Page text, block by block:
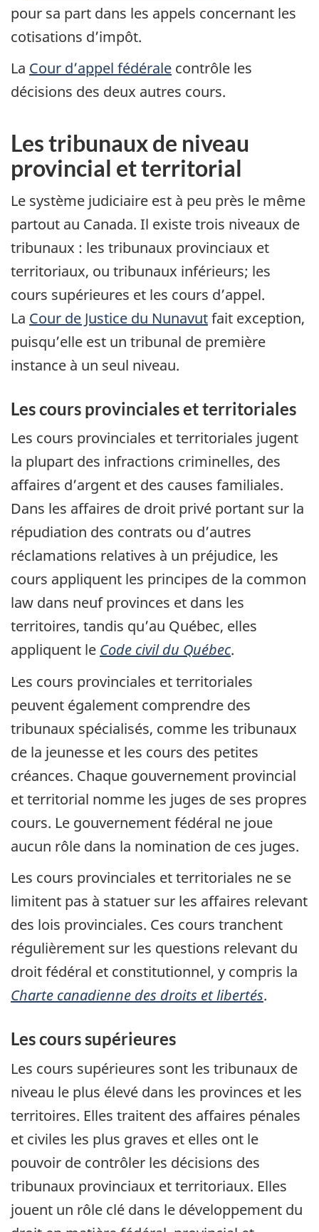
pour sa part dans les appels concernant les
cotisations d’impôt.
La Cour d’appel fédérale contrôle les
décisions des deux autres cours.
Les tribunaux de niveau
provincial et territorial
Le système judiciaire est à peu près le même
partout au Canada. Il existe trois niveaux de
tribunaux : les tribunaux provinciaux et
territoriaux, ou tribunaux inférieurs; les
cours supérieures et les cours d’appel.
La Cour de Justice du Nunavutfait exception,
puisqu’elle est un tribunal de première
instance à un seul niveau.
Les cours provinciales et territoriales
Les cours provinciales et territoriales jugent
la plupart des infractions criminelles, des
affaires d’argent et des causes familiales.
Dans les affaires de droit privé portant sur la
répudiation des contrats ou d’autres
réclamations relatives à un préjudice, les
cours appliquent les principes de la common
law dans neuf provinces et dans les
territoires, tandis qu’au Québec, elles
appliquent le Code civil du Québec.
Les cours provinciales et territoriales
peuvent également comprendre des
tribunaux spécialisés, comme les tribunaux
de la jeunesse et les cours des petites
créances. Chaque gouvernement provincial
et territorial nomme les juges de ses propres
cours. Le gouvernement fédéral ne joue
aucun rôle dans la nomination de ces juges.
Les cours provinciales et territoriales ne se
limitent pas à statuer sur les affaires relevant
des lois provinciales. Ces cours tranchent
régulièrement sur les questions relevant du
droit fédéral et constitutionnel, y compris la
Charte canadienne des droits et libertés.
Les cours supérieures
Les cours supérieures sont les tribunaux de
niveau le plus élevé dans les provinces et les
territoires. Elles traitent des affaires pénales
et civiles les plus graves et elles ont le
pouvoir de contrôler les décisions des
tribunaux provinciaux et territoriaux. Elles
jouent un rôle clé dans le développement du